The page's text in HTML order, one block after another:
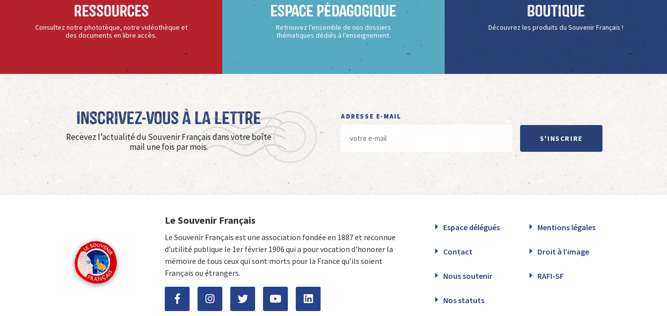
Ressources
Consultez notre phototèque, notre vidéothèque et
des documents en libre accès.
Espace Pédagogique
Retrouvez l’ensemble de nos dossiers
thématiques dédiés à l’enseignement.
Boutique
Découvrez les produits du Souvenir Français !
Inscrivez-vous à La Lettre
Recevez l’actualité du Souvenir Français dans votre boîte
mail une fois par mois.
ADRESSE E-MAIL
S'INSCRIRE
Le Souvenir Français
Le Souvenir Français est une association fondée en 1887 et reconnue
d’utilité publique le 1er février 1906 qui a pour vocation d'honorer la
mémoire de tous ceux qui sont morts pour la France qu’ils soient
Français ou étrangers.
Espace délégués Mentions légales
Contact Droit à l’image
Nous soutenir RAFI-SF
Nos statuts